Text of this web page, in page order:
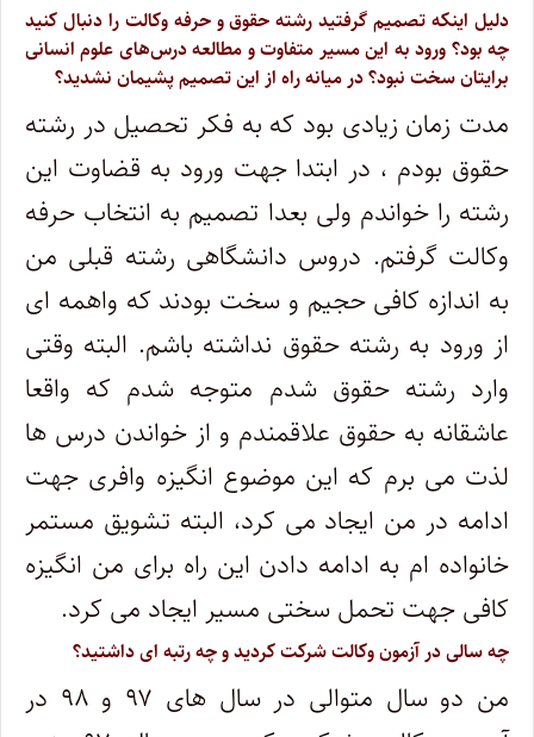
دلیل اینکه تصمیم گرفتید رشته حقوق و حرفه وکالت را دنبال کنید
چه بود؟ ورود به این مسیر متفاوت و مطالعه درس‌های علوم انسانی
برایتان سخت نبود؟ در میانه راه از این تصمیم پشیمان نشدید؟
مدت زمان زیادی بود که به فکر تحصیل در رشته
حقوق بودم ، در ابتدا جهت ورود به قضاوت این
رشته را خواندم ولی بعدا تصمیم به انتخاب حرفه
وکالت گرفتم. دروس دانشگاهی رشته قبلی من
به اندازه کافی حجیم و سخت بودند که واهمه ای
از ورود به رشته حقوق نداشته باشم. البته وقتی
وارد رشته حقوق شدم متوجه شدم که واقعا
عاشقانه به حقوق علاقمندم و از خواندن درس ها
لذت می برم که این موضوع انگیزه وافری جهت
ادامه در من ایجاد می کرد، البته تشویق مستمر
خانواده ام به ادامه دادن این راه برای من انگیزه
کافی جهت تحمل سختی مسیر ایجاد می کرد.
چه سالی در آزمون وکالت شرکت کردید و چه رتبه ای داشتید؟
من دو سال متوالی در سال های ۹۷ و ۹۸ در